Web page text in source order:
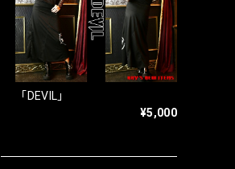
「DEVIL」
¥5,000